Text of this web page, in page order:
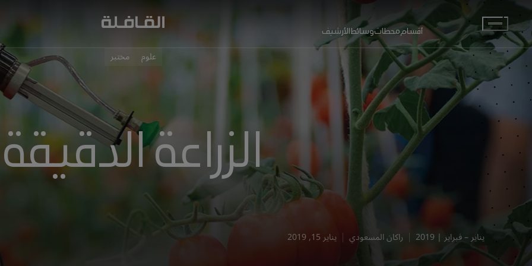
انتقل إلى المحتوى الرئيسي
أقسام محطاتوسائطالأرشيف
علوم مختبر
الزراعة الدقيقة
يناير – فبراير | 2019 راكان المسعودي يناير 15, 2019